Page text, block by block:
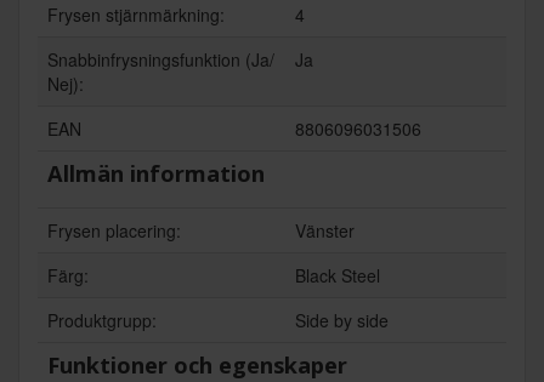
Frysen stjärnmärkning:
4
Snabbinfrysningsfunktion (Ja/
Nej):
Ja
EAN 8806096031506
Allmän information
Frysen placering:
Vänster
Färg:
Black Steel
Produktgrupp:
Side by side
Funktioner och egenskaper